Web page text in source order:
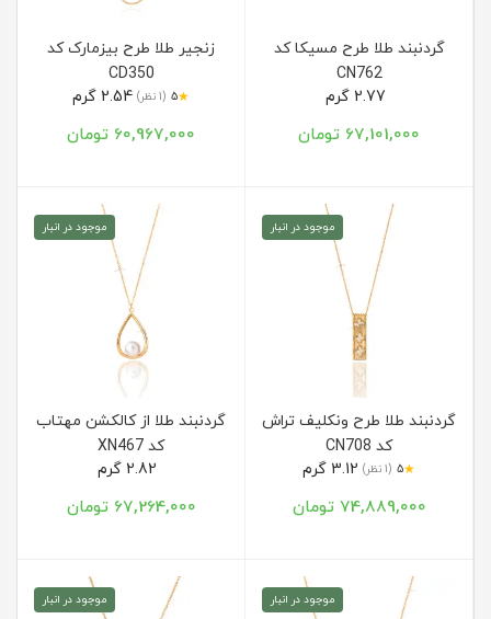
گردنبند طلا طرح مسیکا کد
CN762
67,101,000 تومان
زنجیر طلا طرح بیزمارک کد
CD350
★
5 (1 نظر)
60,967,000 تومان
موجود در انبار
گردنبند طلا طرح ونکلیف تراش
کد CN708
★
5 (1 نظر)
74,889,000 تومان
موجود در انبار
گردنبند طلا از کالکشن مهتاب
کد XN467
67,264,000 تومان
موجود در انبار موجود در انبار